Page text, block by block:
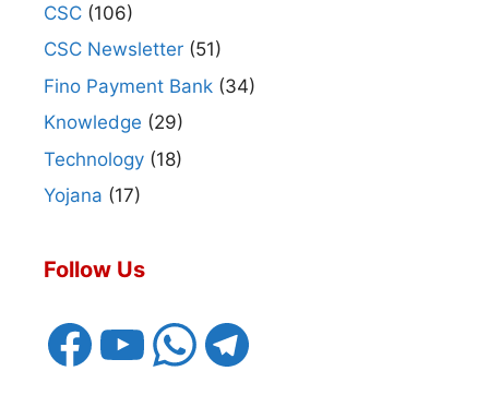
CSC (106)
CSC Newsletter (51)
Fino Payment Bank (34)
Knowledge (29)
Technology (18)
Yojana (17)
Follow Us
FacebookYouTubeWhatsAppTelegram